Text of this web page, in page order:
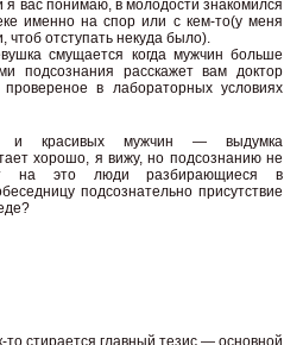
я вас понимаю, в молодости знакомился
именно на спор или с кем-то(у меня
отступать некуда было).
смущается когда мужчин больше
подсознания расскажет вам доктор
в лабораторных условиях
и красивых мужчин — выдумка
хорошо, я вижу, но подсознанию не
на это люди разбирающиеся в
подсознательно присутствие
то стирается главный тезис — основной